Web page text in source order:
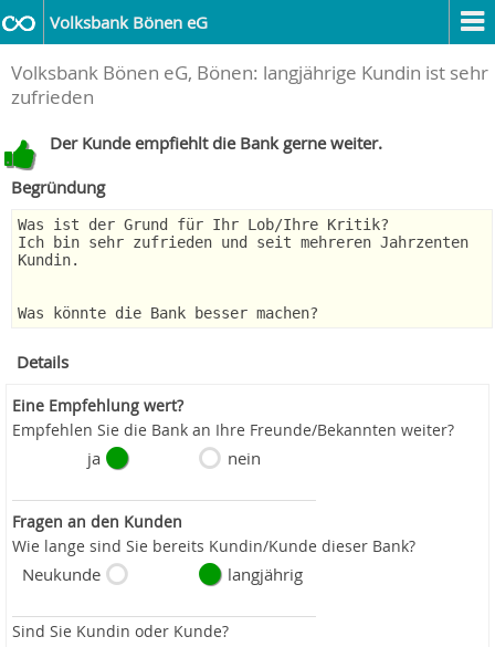
Volksbank Bönen eG
Volksbank Bönen eG, Bönen: langjährige Kundin ist sehr
zufrieden
Der Kunde empfiehlt die Bank gerne weiter.
Begründung
Was ist der Grund für Ihr Lob/Ihre Kritik?
Ich bin sehr zufrieden und seit mehreren Jahrzenten
Kundin.
Was könnte die Bank besser machen?
Details
Eine Empfehlung wert?
Empfehlen Sie die Bank an Ihre Freunde/Bekannten weiter?
ja nein
Fragen an den Kunden
Wie lange sind Sie bereits Kundin/Kunde dieser Bank?
Neukunde langjährig
Sind Sie Kundin oder Kunde?